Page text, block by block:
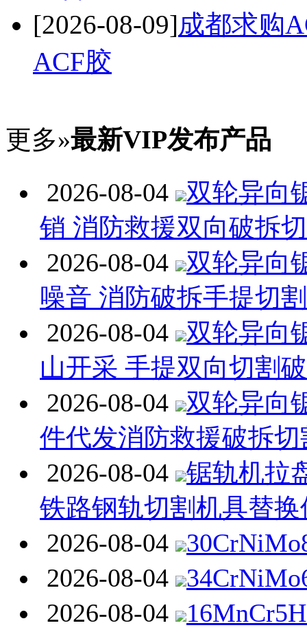
[2026-08-09]成都求购
ACF胶
更多»最新VIP发布产品
2026-08-04
双轮异向
销 消防救援双向破拆
2026-08-04
双轮异向
噪音 消防破拆手提切
2026-08-04
双轮异向
山开采 手提双向切割
2026-08-04
双轮异向
件代发消防救援破拆
2026-08-04
锯轨机拉
铁路钢轨切割机具替换
2026-08-04
2026-08-04
2026-08-04